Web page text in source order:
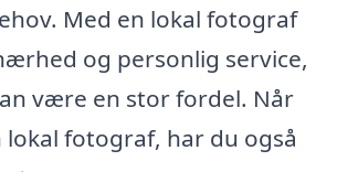
Med en lokal fotograf
og personlig service,
være en stor fordel. Når
fotograf, har du også